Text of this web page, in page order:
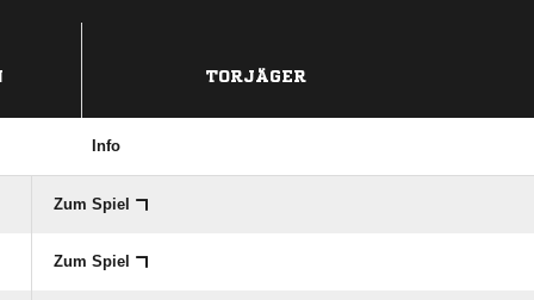
TORJÄGER
Info
Zum Spiel
Zum Spiel